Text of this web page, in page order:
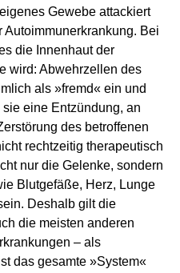
Gewebe attackiert
Bei
die Innenhaut der
wird: Abwehrzellen des
als »fremd« ein und
eine Entzündung, an
des betroffenen
rechtzeitig therapeutisch
nur die Gelenke, sondern
Blutgefäße, Herz, Lunge
Deshalb gilt die
die meisten anderen
– als
das gesamte »System«